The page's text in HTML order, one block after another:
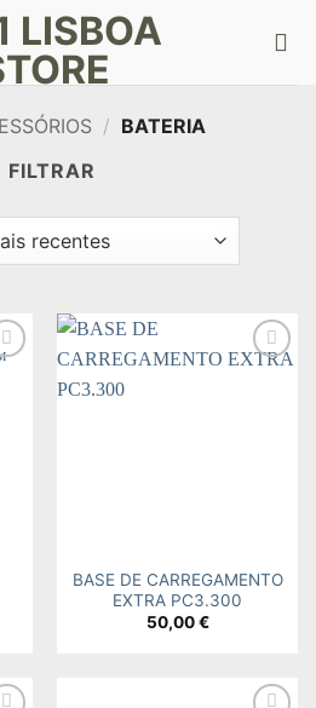
/ BATERIA
FILTRAR
BASE DE CARREGAMENTO
EXTRA PC3.300
50,00€